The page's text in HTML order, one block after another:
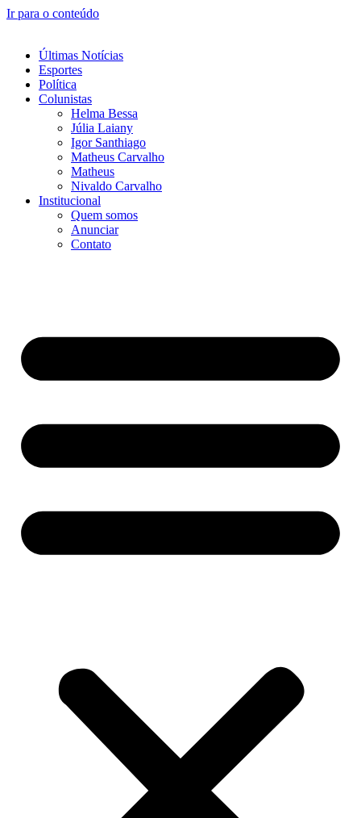
Ir para o conteúdo
Últimas Notícias
Esportes
Política
Colunistas
Helma Bessa
Júlia Laiany
Igor Santhiago
Matheus Carvalho
Matheus
Nivaldo Carvalho
Institucional
Quem somos
Anunciar
Contato